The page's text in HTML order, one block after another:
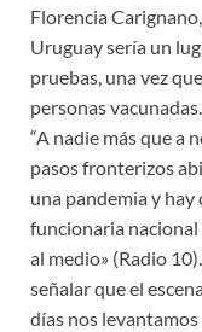
Florencia
Uruguay sería un
pruebas, una vez
personas vacunadas.
“A nadie más que a
pasos fronterizos
una pandemia y hay
funcionaria nacional
al medio» (Radio
señalar que el
días nos